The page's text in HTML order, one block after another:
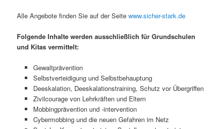
Alle Angebote finden Sie auf der Seitewww.sicher-stark.de
Folgende Inhalte werden ausschließlich für Grundschulen
und Kitas vermittelt:
Gewaltprävention
Selbstverteidigung und Selbstbehauptung
Deeskalation, Deeskalationstraining, Schutz vor Übergriffen
Zivilcourage von Lehrkräften und Eltern
Mobbingprävention und -intervention
Cybermobbing und die neuen Gefahren im Netz